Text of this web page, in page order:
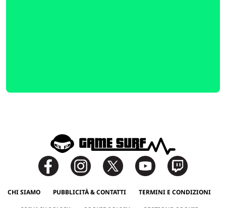
CHI SIAMO PUBBLICITÀ & CONTATTI TERMINI E CONDIZIONI